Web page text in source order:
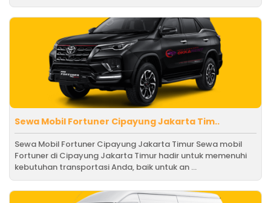
Sewa Mobil Fortuner Cipayung Jakarta Tim..
Sewa Mobil Fortuner Cipayung Jakarta Timur Sewa mobil
Fortuner di Cipayung Jakarta Timur hadir untuk memenuhi
kebutuhan transportasi Anda, baik untuk an ...